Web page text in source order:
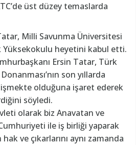
üst düzey temaslarda
Milli Savunma Üniversitesi
Yüksekokulu heyetini kabul etti.
Ersin Tatar, Türk
son yıllarda
olduğuna işaret ederek
söyledi.
olarak biz Anavatan ve
ile iş birliği yaparak
ve çıkarlarını aynı zamanda